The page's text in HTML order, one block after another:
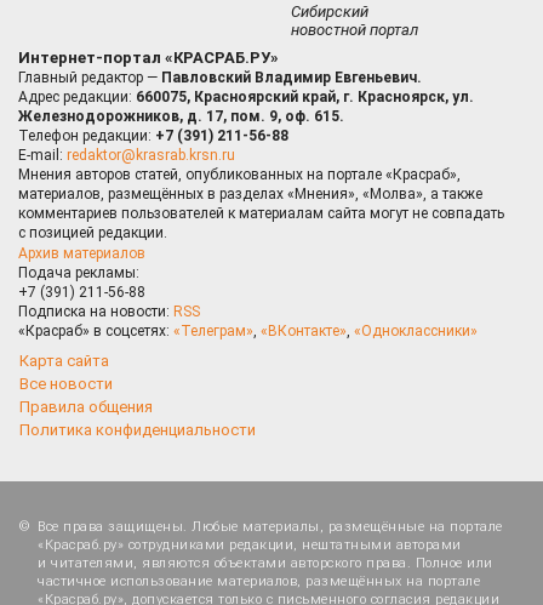
Сибирский
новостной портал
Интернет-портал «КРАСРАБ.РУ»
Главный редактор — Павловский Владимир Евгеньевич.
Адрес редакции: 660075, Красноярский край, г. Красноярск, ул.
Железнодорожников, д. 17, пом. 9, оф. 615.
Телефон редакции: +7 (391) 211-56-88
E-mail: redaktor@krasrab.krsn.ru
Мнения авторов статей, опубликованных на портале «Красраб»,
материалов, размещённых в разделах «Мнения», «Молва», а также
комментариев пользователей к материалам сайта могут не совпадать
с позицией редакции.
Архив материалов
Подача рекламы:
+7 (391) 211-56-88
Подписка на новости: RSS
«Красраб» в соцсетях: «Телеграм», «ВКонтакте», «Одноклассники»
Карта сайта
Все новости
Правила общения
Политика конфиденциальности
Все права защищены. Любые материалы, размещённые на портале
«Красраб.ру» сотрудниками редакции, нештатными авторами
и читателями, являются объектами авторского права. Полное или
частичное использование материалов, размещённых на портале
«Красраб.ру», допускается только с письменного согласия редакции